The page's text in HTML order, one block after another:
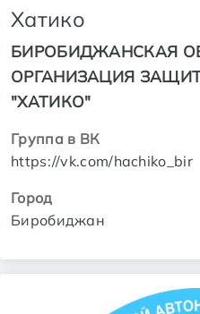
Хатико
БИРОБИДЖАНСКАЯ
ОРГАНИЗАЦИЯ
"ХАТИКО"
Группа в ВК
https://vk.com/hachiko_bir
Город
Биробиджан